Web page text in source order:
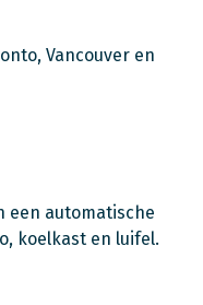
Vancouver en
een automatische
koelkast en luifel.